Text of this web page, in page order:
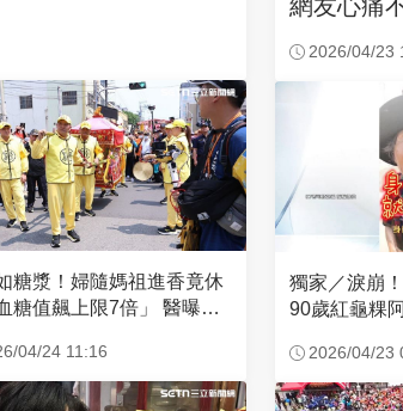
糖漿！婦隨媽祖進香竟休
值飆上限7倍」 醫曝原
04/24 11:16
網友心痛
2026/04/23
獨家／淚崩
90歲紅龜粿
2026/04/23